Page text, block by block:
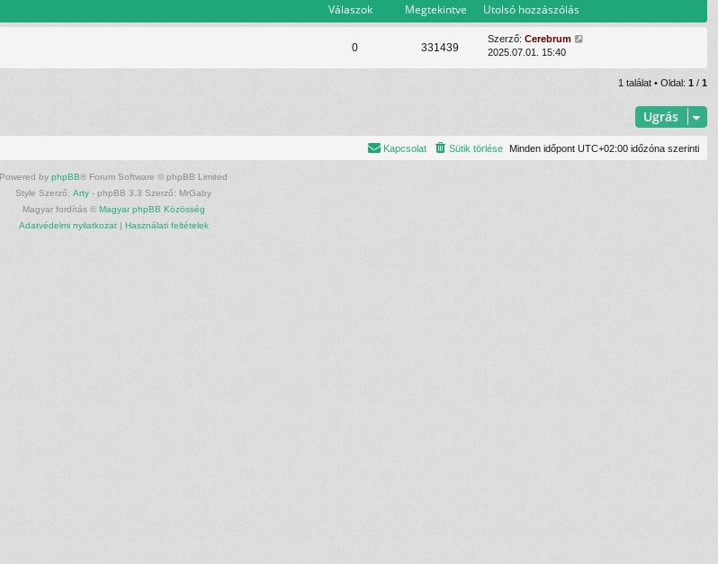
Válaszok Megtekintve Utolsó hozzászólás
0 331439
Szerző: Cerebrum
2025.07.01. 15:40
1 találat • Oldal: 1 / 1
Ugrás
Minden időpont UTC+02:00 időzóna szerinti
Sütik törlése
Kapcsolat
Powered by phpBB® Forum Software © phpBB Limited
Style Szerző: Arty - phpBB 3.3 Szerző: MrGaby
Magyar fordítás © Magyar phpBB Közösség
Adatvédelmi nyilatkozat| Használati feltételek